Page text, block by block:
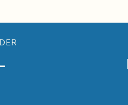
–